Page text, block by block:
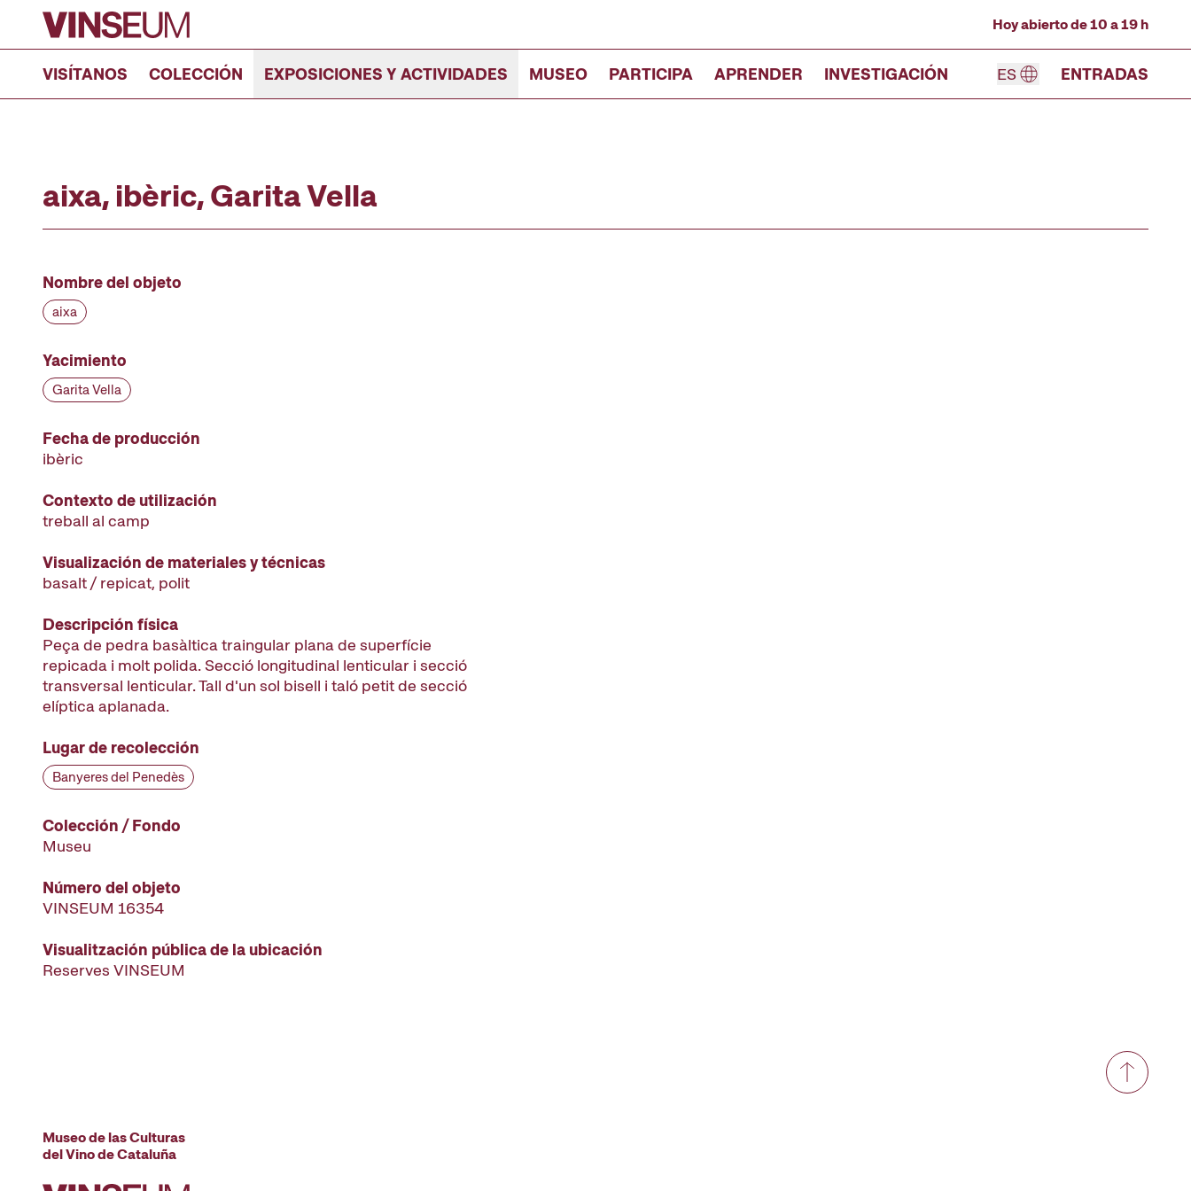
Ir al contenido
Hoy abierto de 10 a 19 h
VISÍTANOS COLECCIÓN EXPOSICIONES Y ACTIVIDADES MUSEO PARTICIPA APRENDER INVESTIGACIÓN ES ENTRADAS
aixa, ibèric, Garita Vella
Nombre del objeto
aixa
Yacimiento
Garita Vella
Fecha de producción
ibèric
Contexto de utilización
treball al camp
Visualización de materiales y técnicas
basalt / repicat, polit
Descripción física
Peça de pedra basàltica traingular plana de superfície
repicada i molt polida. Secció longitudinal lenticular i secció
transversal lenticular. Tall d'un sol bisell i taló petit de secció
elíptica aplanada.
Lugar de recolección
Banyeres del Penedès
Colección / Fondo
Museu
Número del objeto
VINSEUM 16354
Visualitzación pública de la ubicación
Reserves VINSEUM
Museo de las Culturas
del Vino de Cataluña